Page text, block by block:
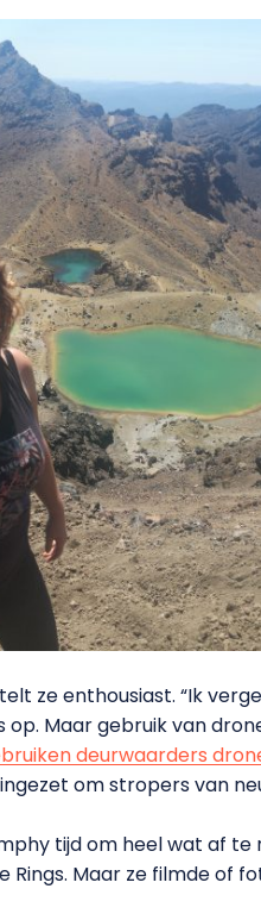
ze enthousiast. “Ik
Maar gebruik van
deurwaarders
om stropers van
tijd om heel wat af
Maar ze filmde of